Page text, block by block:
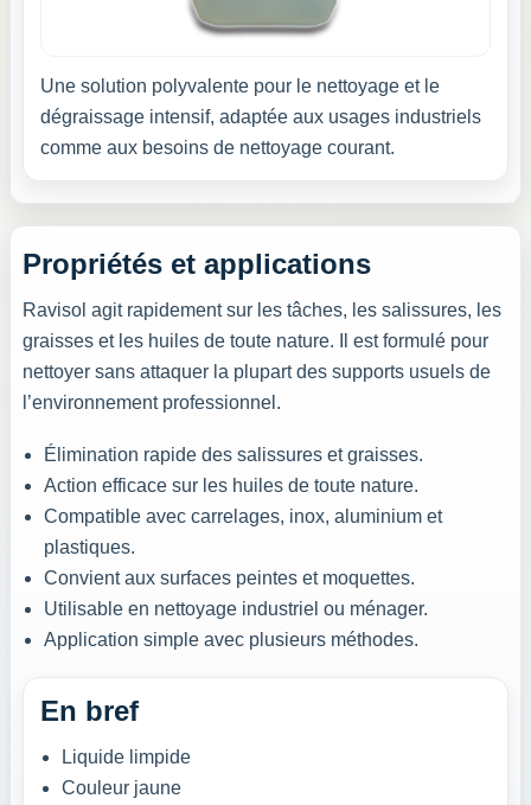
Une solution polyvalente pour le nettoyage et le
dégraissage intensif, adaptée aux usages industriels
comme aux besoins de nettoyage courant.
Propriétés et applications
Ravisol agit rapidement sur les tâches, les salissures, les
graisses et les huiles de toute nature. Il est formulé pour
nettoyer sans attaquer la plupart des supports usuels de
l’environnement professionnel.
Élimination rapide des salissures et graisses.
Action efficace sur les huiles de toute nature.
Compatible avec carrelages, inox, aluminium et
plastiques.
Convient aux surfaces peintes et moquettes.
Utilisable en nettoyage industriel ou ménager.
Application simple avec plusieurs méthodes.
En bref
Liquide limpide
Couleur jaune